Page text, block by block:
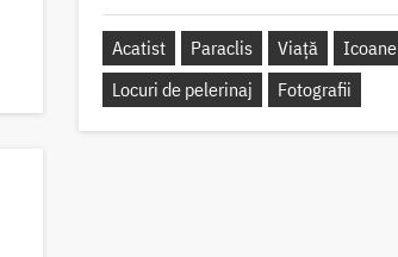
Acatist Paraclis Viață
Icoane
Locuri de pelerinaj
Fotografii